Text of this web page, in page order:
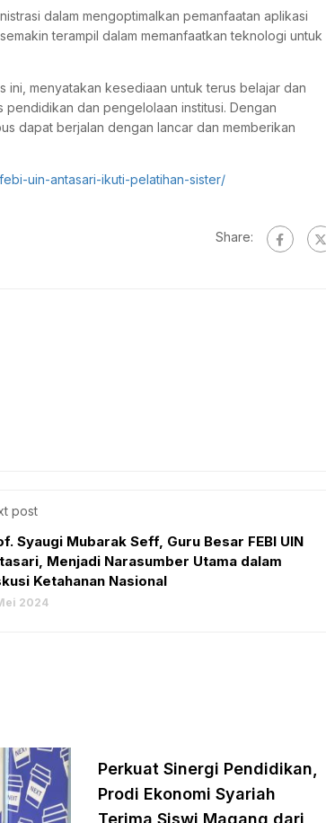
dalam mengoptimalkan pemanfaatan aplikasi
terampil dalam memanfaatkan teknologi untuk
ini, menyatakan kesediaan untuk terus belajar dan
dan pengelolaan institusi. Dengan
dapat berjalan dengan lancar dan memberikan
uin-antasari-ikuti-pelatihan-sister/
Share:
post
Syaugi Mubarak Seff, Guru Besar FEBI UIN
Menjadi Narasumber Utama dalam
Ketahanan Nasional
2024
Perkuat Sinergi Pendidikan,
Prodi Ekonomi Syariah
Terima Siswi Magang dari